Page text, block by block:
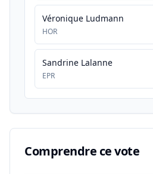
Véronique Ludmann
HOR
Sandrine Lalanne
EPR
Comprendre ce vote